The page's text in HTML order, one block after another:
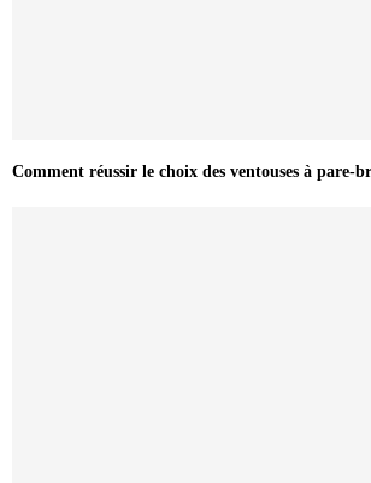
Comment réussir le choix des ventouses à pare-